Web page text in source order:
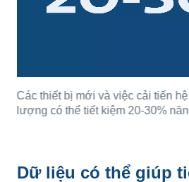
Các thiết bị mới và việc cải tiến
lượng có thể tiết kiệm 20-30%
Dữ liệu có thể giúp